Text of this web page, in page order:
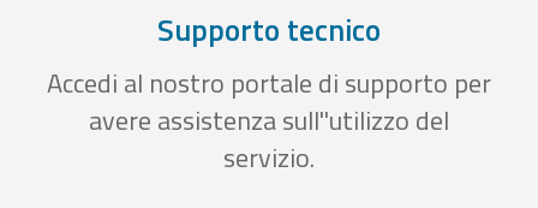
Supporto tecnico
Accedi al nostro portale di supporto per
avere assistenza sull''utilizzo del
servizio.